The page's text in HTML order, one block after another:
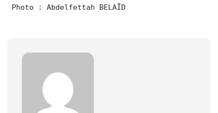
Photo : Abdelfettah BELAÏD